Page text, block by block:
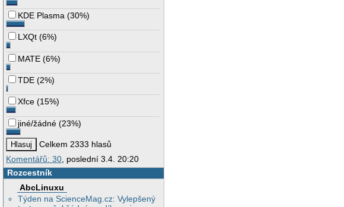
KDE Plasma (30%)
LXQt (6%)
MATE (6%)
TDE (2%)
Xfce (15%)
jiné/žádné (23%)
Celkem 2333 hlasů
Komentářů: 30, poslední 3.4. 20:20
Rozcestník
AbcLinuxu
Týden na ScienceMag.cz: Vylepšený